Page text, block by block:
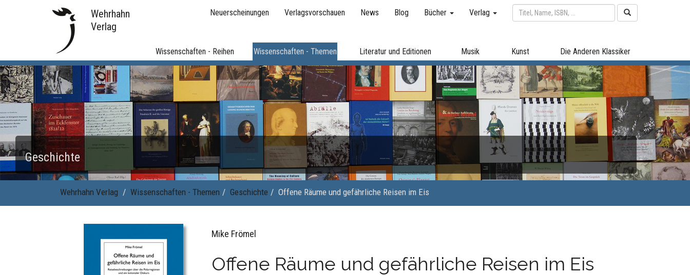
Wehrhahn
Verlag
Neuerscheinungen Verlagsvorschauen News Blog Bücher Verlag
Wissenschaften - Reihen Wissenschaften - Themen Literatur und Editionen Musik Kunst Die Anderen Klassiker
Geschichte
Wehrhahn Verlag Wissenschaften - Themen Geschichte Offene Räume und gefährliche Reisen im Eis
Mike Frömel
Offene Räume und gefährliche Reisen im Eis